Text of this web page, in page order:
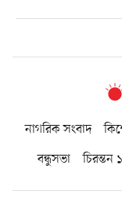
নাগরিক সংবাদ
বন্ধুসভা
চিরন্তন